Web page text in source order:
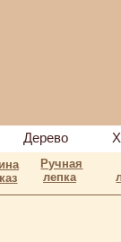
Дерево
Ручная
лепка